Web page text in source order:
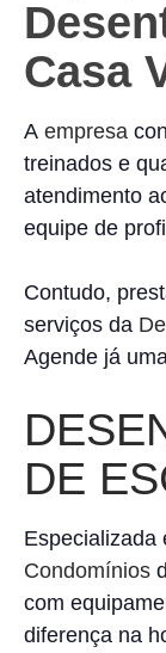
Casa
A empresa
treinados e
atendimento
equipe de
Contudo,
serviços da
Agende já
DE
Especializada
Condomínios
com
diferença na